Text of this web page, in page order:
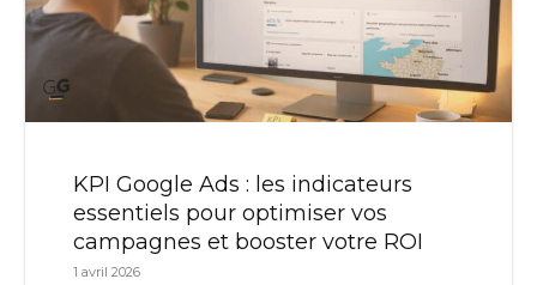
KPI Google Ads : les indicateurs
essentiels pour optimiser vos
campagnes et booster votre ROI
1 avril 2026